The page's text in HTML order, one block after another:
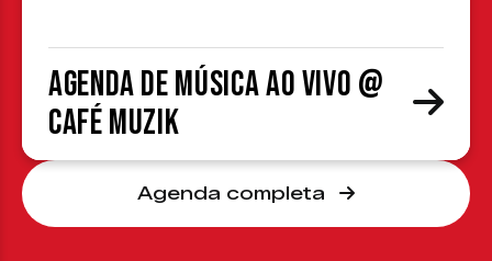
Agenda de Música ao Vivo @
Café Muzik
Agenda completa